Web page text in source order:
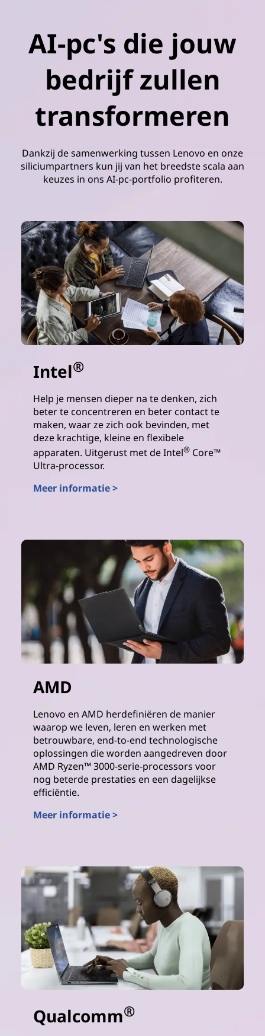
AI-pc's die jouw
bedrijf zullen
transformeren
Dankzij de samenwerking tussen Lenovo en onze
siliciumpartners kun jij van het breedste scala aan
keuzes in ons AI-pc-portfolio profiteren.
Intel®
Help je mensen dieper na te denken, zich
beter te concentreren en beter contact te
maken, waar ze zich ook bevinden, met
deze krachtige, kleine en flexibele
apparaten. Uitgerust met de Intel® Core™
Ultra-processor.
Meer informatie >
AMD
Lenovo en AMD herdefiniëren de manier
waarop we leven, leren en werken met
betrouwbare, end-to-end technologische
oplossingen die worden aangedreven door
AMD Ryzen™ 3000-serie-processors voor
nog beterde prestaties en een dagelijkse
efficiëntie.
Meer informatie >
Qualcomm®